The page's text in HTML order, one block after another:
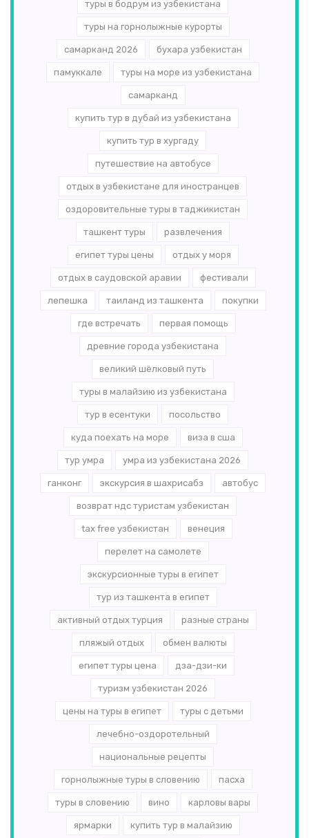
туры в бодрум из узбекистана
туры на горнолыжные курорты
самарканд 2026 бухара узбекистан
памуккале туры на море из узбекистана
самарканд
купить тур в дубай из узбекистана
купить тур в хургаду
путешествие на автобусе
отдых в узбекистане для иностранцев
оздоровительные туры в таджикистан
ташкент туры развлечения
египет туры цены отдых у моря
отдых в саудовской аравии фестивали
лепешка таиланд из ташкента покупки
где встречать первая помощь
древние города узбекистана
великий шёлковый путь
туры в малайзию из узбекистана
тур в есентуки посольство
куда поехать на море виза в сша
тур умра умра из узбекистана 2026
ганконг экскурсия в шахрисабз автобус
возврат ндс туристам узбекистан
tax free узбекистан венеция
перелет на самолете
экскурсионные туры в египет
тур из ташкента в египет
активный отдых турция разные страны
пляжый отдых обмен валюты
египет туры цена дза-дзи-ки
туризм узбекистан 2026
цены на туры в египет туры с детьми
лечебно-оздоротельный
национальные рецепты
горнолыжные туры в словению пасха
туры в словению вино карловы вары
ярмарки купить тур в малайзию